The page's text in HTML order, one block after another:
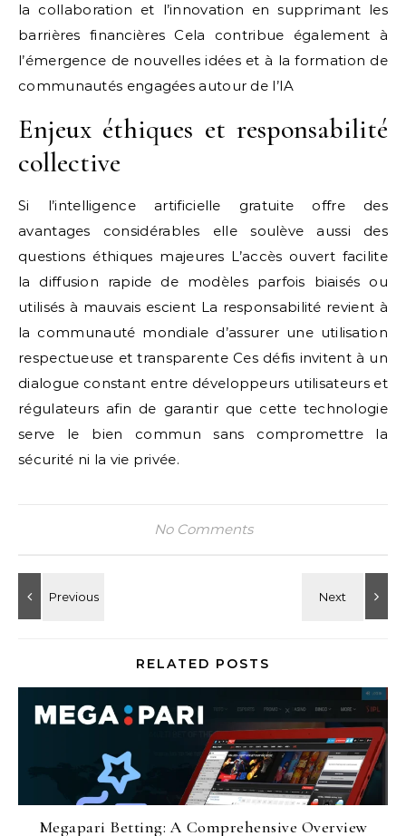
la collaboration et l’innovation en supprimant les
barrières financières Cela contribue également à
l’émergence de nouvelles idées et à la formation de
communautés engagées autour de l’IA
Enjeux éthiques et responsabilité
collective
Si l’intelligence artificielle gratuite offre des
avantages considérables elle soulève aussi des
questions éthiques majeures L’accès ouvert facilite
la diffusion rapide de modèles parfois biaisés ou
utilisés à mauvais escient La responsabilité revient à
la communauté mondiale d’assurer une utilisation
respectueuse et transparente Ces défis invitent à un
dialogue constant entre développeurs utilisateurs et
régulateurs afin de garantir que cette technologie
serve le bien commun sans compromettre la
sécurité ni la vie privée.
No Comments
RELATED POSTS
Megapari Betting: A Comprehensive Overview